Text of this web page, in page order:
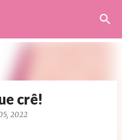
principal
crê!
2022